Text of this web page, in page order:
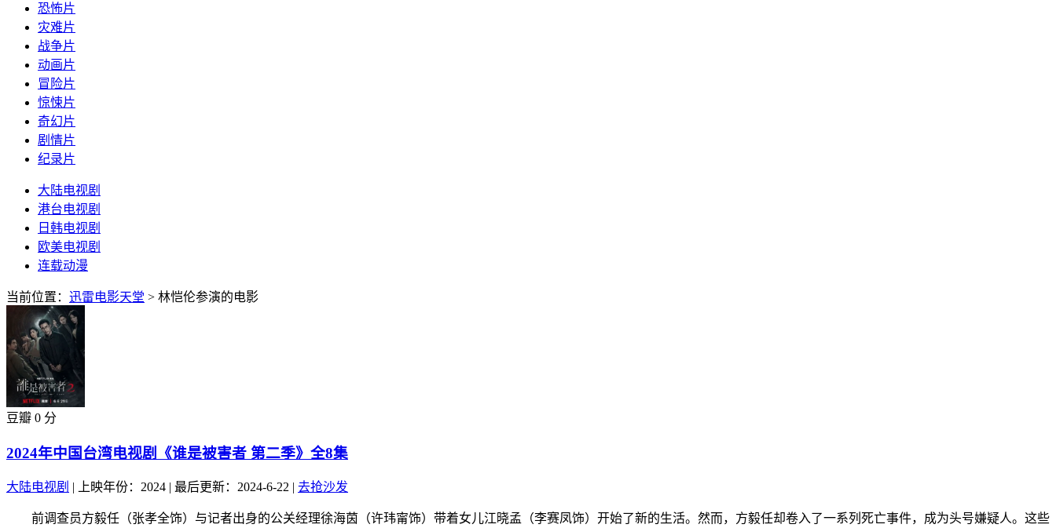
恐怖片
灾难片
战争片
动画片
冒险片
惊悚片
奇幻片
剧情片
纪录片
大陆电视剧
港台电视剧
日韩电视剧
欧美电视剧
连载动漫
当前位置： 迅雷电影天堂 > 林恺伦参演的电影
豆瓣 0 分
2024年中国台湾电视剧《谁是被害者 第二季》全8集
大陆电视剧 | 上映年份：2024 | 最后更新：2024-6-22 | 去抢沙发
前调查员方毅任（张孝全饰）与记者出身的公关经理徐海茵（许玮甯饰）带着女儿江晓孟（李赛凤饰）开始了新的生活。然而，方毅任却卷入了一系列死亡事件，成为头号嫌疑人。这些